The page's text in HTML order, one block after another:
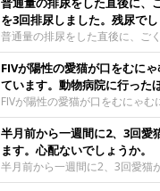
うです。ミックス|Ｃ|1歳3カ月
このきもち相談室 担当獣医師
猫のお腹が、ここ1週間ゴロゴロ
いるのですね。腸は、腸のぜんど
いう動きにより、胃腸の内容物
うへと送り出すように動いてい
的に、腹鳴はこれらの腸のぜん
亢進したときなどに、お腹のガス
聞こえてくる音です。普段はあ
った腹鳴が聞こえない猫では、
聞こえてくると、その後下痢にな
うことがあります。しかし、ご相
愛猫は、1週間お腹がゴロゴロ鳴
ものの、便に
を3回排尿しました。残尿でし
普通量の排尿をした直後に、ご
回排尿しました。残尿でしょう
者様がおっしゃられているよう
者様の愛猫は残尿感があって、こ
排尿をしているのだと思われま
や尿石症などの尿路系の疾患を
可能性が高いです。できるだけ早
つけの動物病院へ行き、診てもら
さいね。膀胱炎や尿石症などの
患が疑われるようなときは、可
FIVが陽性の愛猫が口をむに
ています。動物病院に行った
いですか。
FIVが陽性の愛猫が口をむにゃむ
います。動物病院に行ったほう
か。口をむにゃむにゃするしぐさ
中に何か違和感を感じているとき
を感じているときに見られる場
す。特にFIV陽性の猫の場合は、
半月前から一週間に2、3回愛
ます。心配ないでしょうか。
半月前から一週間に2、3回愛猫
す。心配ないでしょうか。吐く